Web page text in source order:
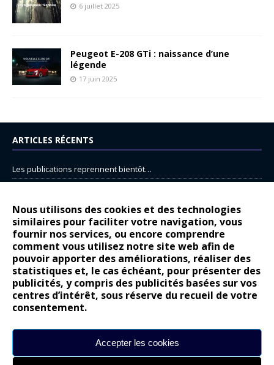
Nous utilisons des cookies et des technologies
similaires pour faciliter votre navigation, vous
fournir nos services, ou encore comprendre
comment vous utilisez notre site web afin de
pouvoir apporter des améliorations, réaliser des
statistiques et, le cas échéant, pour présenter des
publicités, y compris des publicités basées sur vos
centres d’intérêt, sous réserve du recueil de votre
consentement.
Accepter les cookies
6 juillet 2025
Peugeot E-208 GTi : naissance d’une
légende
17 juin 2025
ARTICLES RÉCENTS
Les publications reprennent bientôt…
14 juillet : nouveau film de marque pour Citroën
Renault Espace : voyage, voyage…
Peugeot E-208 GTi : naissance d’une légende
COMMENTAIRES RÉCENTS
Bernard DardartdansDacia Sandero : pour les gens vrais
Alpine A290 : L’irrésistible attraction de la légèreté
leroydansLancia Ypsilon : naturellement envoûtante ?